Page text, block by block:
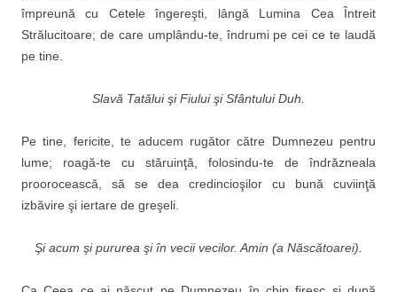
împreună cu Cetele îngereşti, lângă Lumina Cea Întreit
Strălucitoare; de care umplându-te, îndrumi pe cei ce te laudă
pe tine.
Slavă Tatălui şi Fiului şi Sfântului Duh.
Pe tine, fericite, te aducem rugător către Dumnezeu pen­tru
lume; roagă-te cu stăruinţă, folosindu-te de îndrăzneala
proorocească, să se dea credincioşilor cu bună cuviinţă
izbăvire şi iertare de greşeli.
Şi acum şi pururea şi în vecii vecilor. Amin (a Născătoarei).